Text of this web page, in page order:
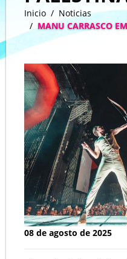
Inicio
Noticias
MANU CARRASCO
08 de agosto de 2025